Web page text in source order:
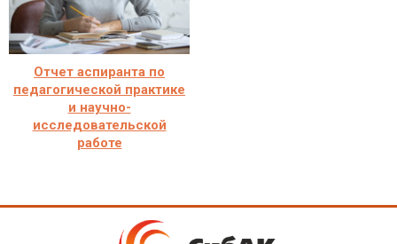
Отчет аспиранта по
педагогической практике
и научно-
исследовательской
работе